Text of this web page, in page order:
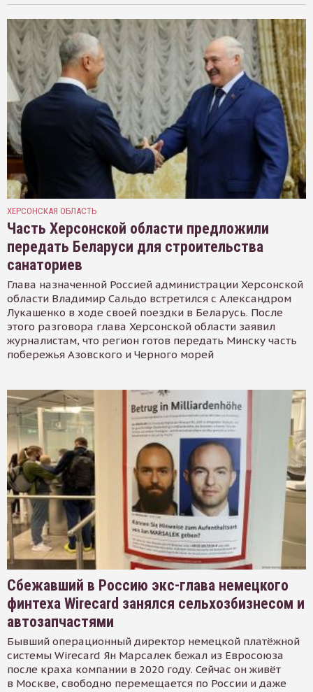
ХЕРСОНСКАЯ ОБЛАСТЬ
Часть Херсонской области предложили
передать Беларуси для строительства
санаториев
Глава назначенной Россией администрации Херсонской
области Владимир Сальдо встретился с Александром
Лукашенко в ходе своей поездки в Беларусь. После
этого разговора глава Херсонской области заявил
журналистам, что регион готов передать Минску часть
побережья Азовского и Черного морей
Сбежавший в Россию экс-глава немецкого
финтеха Wirecard занялся сельхозбизнесом и
автозапчастями
Бывший операционный директор немецкой платёжной
системы Wirecard Ян Марсалек бежал из Евросоюза
после краха компании в 2020 году. Сейчас он живёт
в Москве, свободно перемещается по России и даже